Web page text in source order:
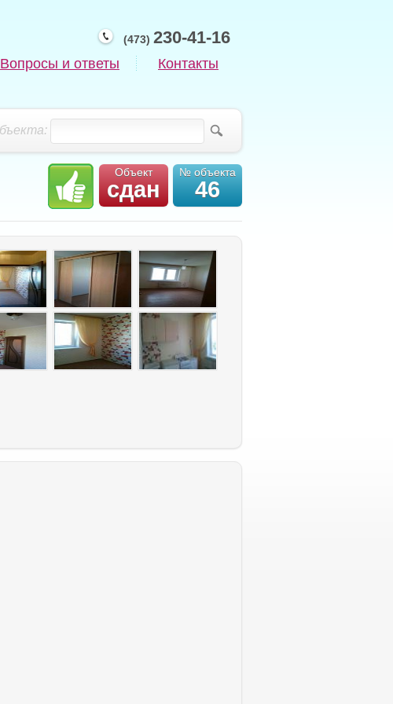
(473) 230-41-16
Вопросы и ответы Контакты
Объект
сдан
№ объекта
46